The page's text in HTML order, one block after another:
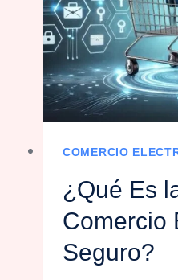
COMERCIO
¿Qué Es
Comercio
Seguro?